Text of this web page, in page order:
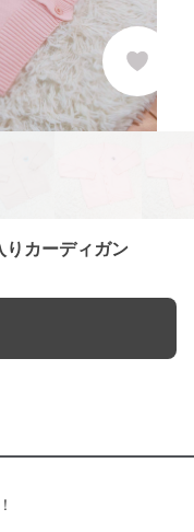
りカーディガン